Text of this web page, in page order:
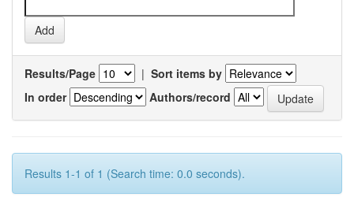
Results/Page | Sort items by
In order
Authors/record
Results 1-1 of 1 (Search time: 0.0 seconds).